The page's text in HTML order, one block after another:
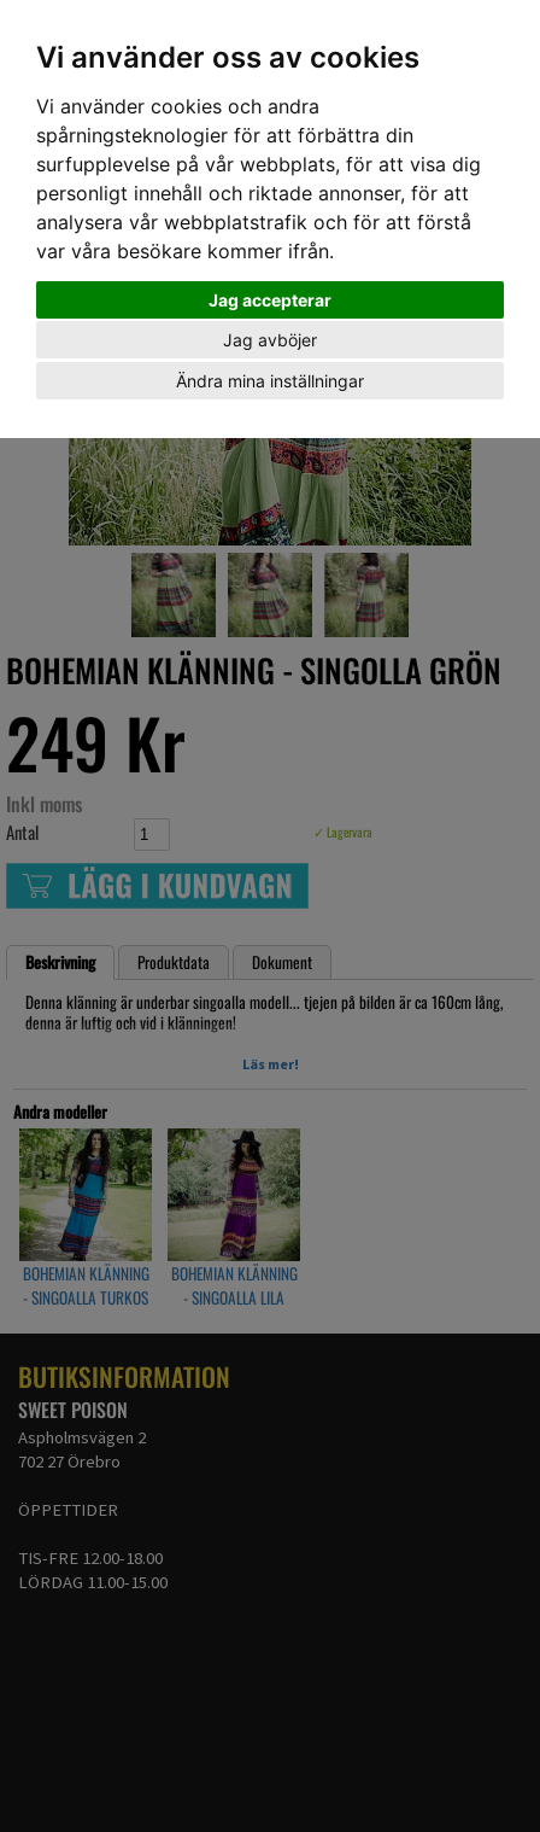
Vi använder oss av cookies
Vi använder cookies och andra
spårningsteknologier för att förbättra din
surfupplevelse på vår webbplats, för att visa dig
personligt innehåll och riktade annonser, för att
analysera vår webbplatstrafik och för att förstå
var våra besökare kommer ifrån.
Jag accepterar
Jag avböjer
Ändra mina inställningar
Hem› DAM›KLÄNNINGAR› BOHEMIAN KLÄNNING - SINGOLLA GRÖN
BOHEMIAN KLÄNNING - SINGOLLA GRÖN
249 Kr
Inkl moms
Antal ✓ Lagervara
Beskrivning Produktdata
Dokument
Denna klänning är underbar singoalla modell... tjejen på bilden är ca 160cm lång,
denna är luftig och vid i klänningen!
Byst (runt om)
Längd på kjol från byst
längd från axel
Artikelnr: SO18MM011
Läs mer!
Andra modeller
BOHEMIAN KLÄNNING
- SINGOALLA TURKOS
BOHEMIAN KLÄNNING
- SINGOALLA LILA
BUTIKSINFORMATION
SWEET POISON
Aspholmsvägen 2
702 27 Örebro
ÖPPETTIDER
TIS-FRE 12.00-18.00
LÖRDAG 11.00-15.00